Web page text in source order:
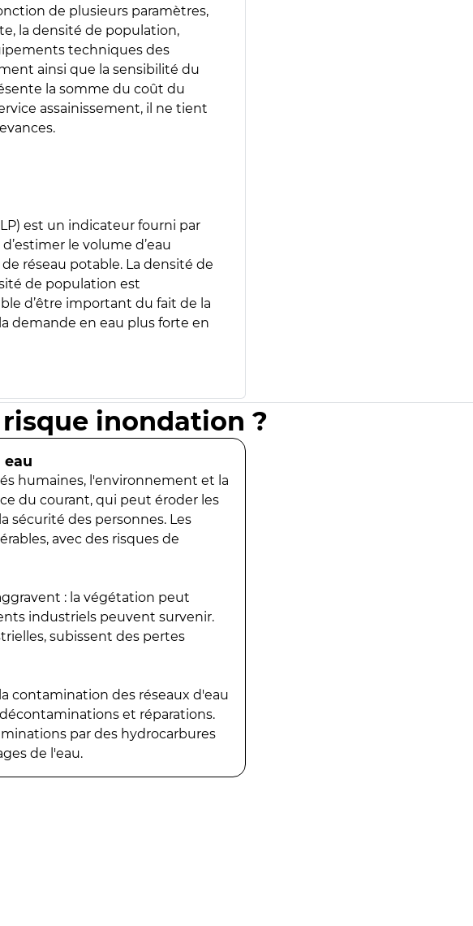
de plusieurs paramètres,
la densité de population,
techniques des
ainsi que la sensibilité du
la somme du coût du
assainissement, il ne tient
est un indicateur fourni par
le volume d’eau
réseau potable. La densité de
de population est
d’être important du fait de la
demande en eau plus forte en
inondation ?
eau
humaines, l'environnement et la
du courant, qui peut éroder les
sécurité des personnes. Les
avec des risques de
: la végétation peut
industriels peuvent survenir.
subissent des pertes
contamination des réseaux d'eau
et réparations.
par des hydrocarbures
de l'eau.